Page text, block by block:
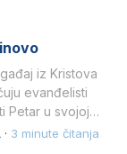
iz Kristova
evanđelisti
Petar u svojoj
3 minute čitanja